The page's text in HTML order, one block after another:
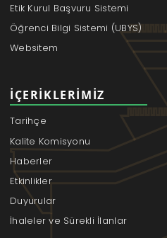
Etik Kurul Başvuru Sistemi
Öğrenci Bilgi Sistemi (UBYS)
Websitem
İÇERIKLERIMIZ
Tarihçe
Kalite Komisyonu
Haberler
Etkinlikler
Duyurular
İhaleler ve Sürekli İlanlar